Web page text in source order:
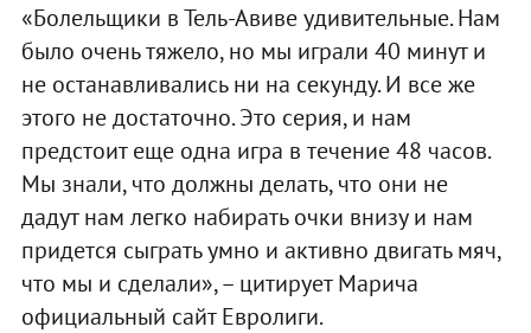
«Болельщики в Тель-Авиве удивительные. Нам
было очень тяжело, но мы играли 40 минут и
не останавливались ни на секунду. И все же
этого не достаточно. Это серия, и нам
предстоит еще одна игра в течение 48 часов.
Мы знали, что должны делать, что они не
дадут нам легко набирать очки внизу и нам
придется сыграть умно и активно двигать мяч,
что мы и сделали», – цитирует Марича
официальный сайт Евролиги.